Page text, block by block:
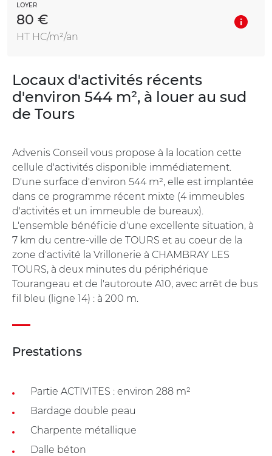
LOYER
80 €
HT HC/m²/an
Locaux d'activités récents
d'environ 544 m², à louer au sud
de Tours
Advenis Conseil vous propose à la location cette
cellule d'activités disponible immédiatement.
D'une surface d'environ 544 m², elle est implantée
dans ce programme récent mixte (4 immeubles
d'activités et un immeuble de bureaux).
L'ensemble bénéficie d'une excellente situation, à
7 km du centre-ville de TOURS et au coeur de la
zone d'activité la Vrillonerie à CHAMBRAY LES
TOURS, à deux minutes du périphérique
Tourangeau et de l'autoroute A10, avec arrêt de bus
fil bleu (ligne 14) : à 200 m.
Prestations
Partie ACTIVITES : environ 288 m²
Bardage double peau
Charpente métallique
Dalle béton